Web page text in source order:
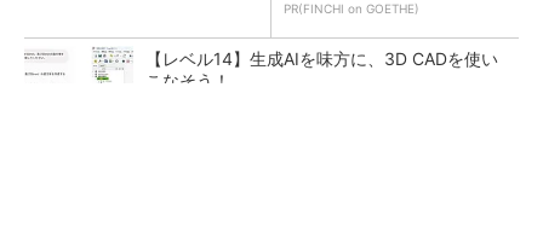
PR(FINCHI on GOETHE)
【レベル14】生成AIを味方に、3D CADを使い
こなそう！